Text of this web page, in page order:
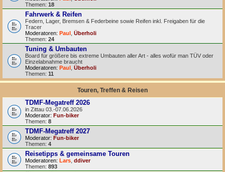
Themen: 18
Fahrwerk & Reifen
Federn, Lager, Bremsen & Federbeine sowie Reifen inkl. Freigaben für die
Tracer
Moderatoren: Paul Überholi
Themen: 24
Tuning & Umbauten
Board für größere bis extreme Umbauten aller Art - alles wofür man TÜV oder
Einzelabnahme braucht
Moderatoren: Paul Überholi
Themen: 11
Touren, Treffen & Reisen
TDMF-Megatreff 2026
in Zittau 03.-07.06.2026
Moderator: Fun-biker
Themen: 8
TDMF-Megatreff 2027
Moderator: Fun-biker
Themen: 4
Reisetipps & gemeinsame Touren
Moderatoren: Lars ddiver
Themen: 893